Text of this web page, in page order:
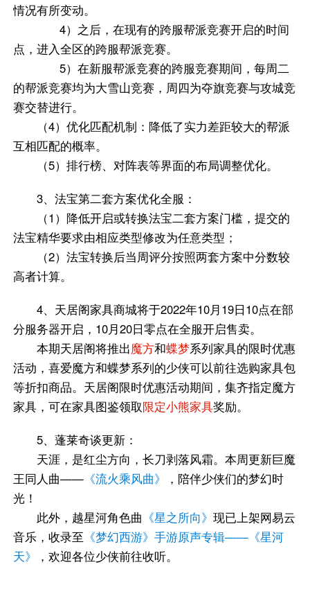
情况有所变动。
4）之后，在现有的跨服帮派竞赛开启的时间
点，进入全区的跨服帮派竞赛。
5）在新服帮派竞赛的跨服竞赛期间，每周二
的帮派竞赛均为大雪山竞赛，周四为夺旗竞赛与攻城竞
赛交替进行。
（4）优化匹配机制：降低了实力差距较大的帮派
互相匹配的概率。
（5）排行榜、对阵表等界面的布局调整优化。
3、法宝第二套方案优化全服：
（1）降低开启或转换法宝二套方案门槛，提交的
法宝精华要求由相应类型修改为任意类型；
（2）法宝转换后当周评分按照两套方案中分数较
高者计算。
4、天居阁家具商城将于2022年10月19日10点在部
分服务器开启，10月20日零点在全服开启售卖。
本期天居阁将推出魔方和蝶梦系列家具的限时优惠
活动，喜爱魔方和蝶梦系列的少侠可以前往选购家具包
等折扣商品。天居阁限时优惠活动期间，集齐指定魔方
家具，可在家具图鉴领取限定小熊家具奖励。
5、蓬莱奇谈更新：
天涯，是红尘方向，长刀剥落风霜。本周更新巨魔
王同人曲—— 《流火乘风曲》
，陪伴少侠们的梦幻时
光！
此外，越星河角色曲 《星之所向》 现已上架网易云
音乐，收录至 《梦幻西游》手游原声专辑——《星河
天》
，欢迎各位少侠前往收听。